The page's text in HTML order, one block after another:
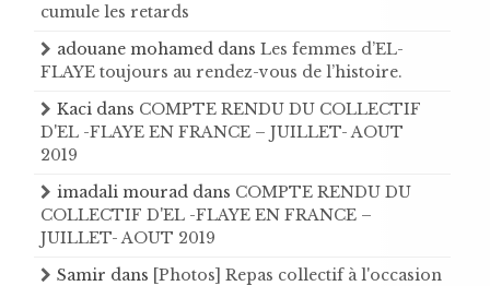
cumule les retards
adouane mohamed dans Les femmes d’EL-
FLAYE toujours au rendez-vous de l’histoire .
Kaci dans COMPTE RENDU DU COLLECTIF
D'EL -FLAYE EN FRANCE – JUILLET- AOUT
2019
imadali mourad dans COMPTE RENDU DU
COLLECTIF D'EL -FLAYE EN FRANCE –
JUILLET- AOUT 2019
Samir dans [Photos] Repas collectif à l'occasion